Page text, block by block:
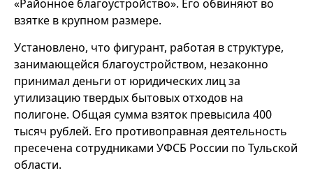
«Районное благоустройство». Его обвиняют во
взятке в крупном размере.
Установлено, что фигурант, работая в структуре,
занимающейся благоустройством, незаконно
принимал деньги от юридических лиц за
утилизацию твердых бытовых отходов на
полигоне. Общая сумма взяток превысила 400
тысяч рублей. Его противоправная деятельность
пресечена сотрудниками УФСБ России по Тульской
области.